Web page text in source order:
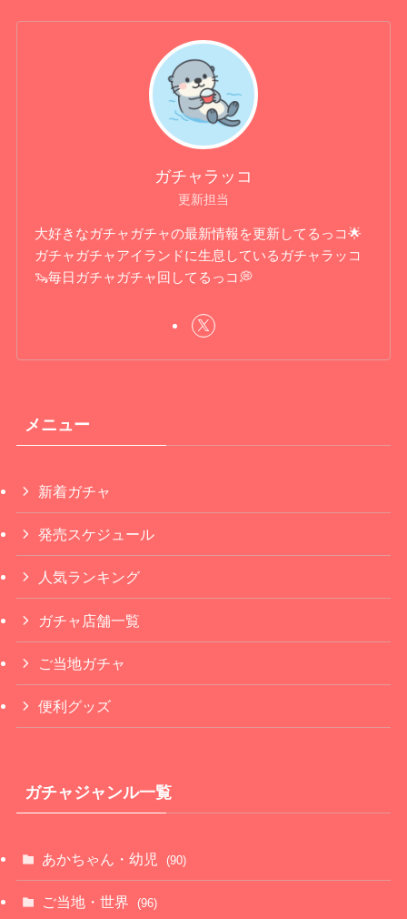
ガチャラッコ
更新担当
大好きなガチャガチャの最新情報を更新してるっコ🌟
ガチャガチャアイランドに生息しているガチャラッコ
🦦毎日ガチャガチャ回してるっコ💭
メニュー
新着ガチャ
発売スケジュール
人気ランキング
ガチャ店舗一覧
ご当地ガチャ
便利グッズ
ガチャジャンル一覧
あかちゃん・幼児 (90)
ご当地・世界 (96)